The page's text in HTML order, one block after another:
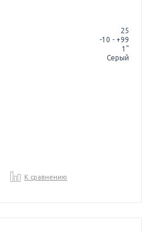
25
-10 - +99
1"
Серый
К сравнению